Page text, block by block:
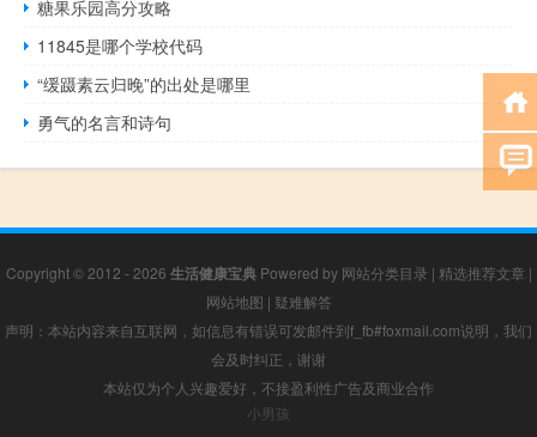
糖果乐园高分攻略
11845是哪个学校代码
“缓蹑素云归晚”的出处是哪里
勇气的名言和诗句
Copyright © 2012 - 2026 生活健康宝典Powered by 网站分类目录 | 精选推荐文章 |
网站地图 | 疑难解答
声明：本站内容来自互联网，如信息有错误可发邮件到f_fb#foxmail.com说明，我们
会及时纠正，谢谢
本站仅为个人兴趣爱好，不接盈利性广告及商业合作
小男孩